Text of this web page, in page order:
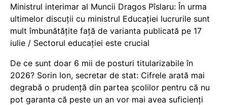
Ministrul interimar al Muncii Dragos Pîslaru: În urma
ultimelor discuții cu ministrul Educației lucrurile sunt
mult îmbunătățite față de varianta publicată pe 17
iulie / Sectorul educației este crucial
De ce sunt doar 6 mii de posturi titularizabile în
2026? Sorin Ion, secretar de stat: Cifrele arată mai
degrabă o prudență din partea școlilor pentru că nu
pot garanta că peste un an vor mai avea suficienți